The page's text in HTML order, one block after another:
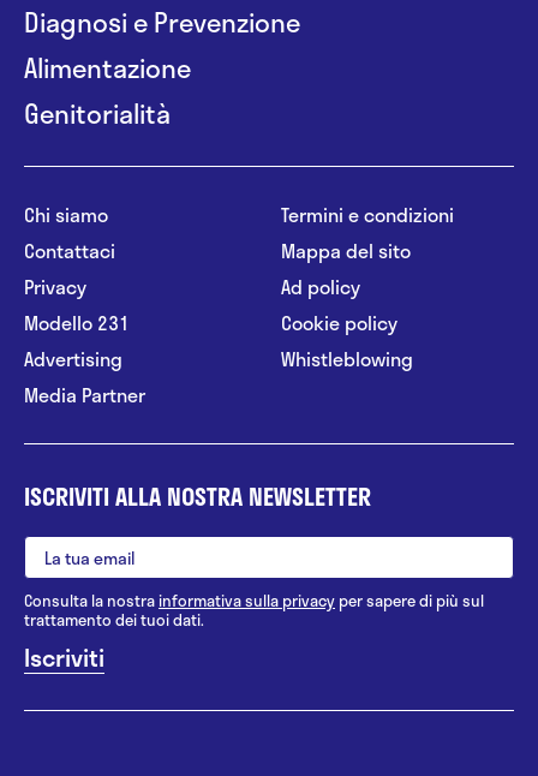
Diagnosi e Prevenzione
Alimentazione
Genitorialità
Chi siamo
Contattaci
Privacy
Modello 231
Advertising
Media Partner
Termini e condizioni
Mappa del sito
Ad policy
Cookie policy
Whistleblowing
ISCRIVITI ALLA NOSTRA NEWSLETTER
Consulta la nostrainformativa sulla privacy per sapere di più sul
trattamento dei tuoi dati.